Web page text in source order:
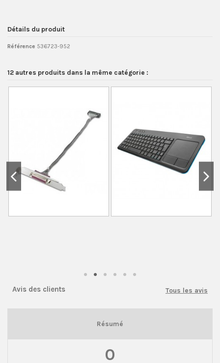
Détails du produit
Référence 536723-952
12 autres produits dans la même catégorie :
Avis des clients Tous les avis
Résumé
0